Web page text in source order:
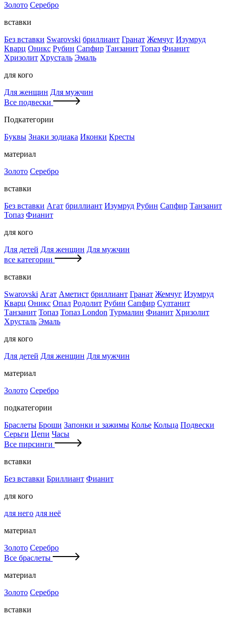
Золото Серебро
вставки
Без вставки Swarovski бриллиант Гранат Жемчуг Изумруд
Кварц Оникс Рубин Сапфир Танзанит Топаз Фианит
Хризолит Хрусталь Эмаль
для кого
Для женщин Для мужчин
Все подвески
Подкатегории
Буквы Знаки зодиака Иконки Кресты
материал
Золото Серебро
вставки
Без вставки Агат бриллиант Изумруд Рубин Сапфир Танзанит
Топаз Фианит
для кого
Для детей Для женщин Для мужчин
все категории
вставки
Swarovski Агат Аметист бриллиант Гранат Жемчуг Изумруд
Кварц Оникс Опал Родолит Рубин Сапфир Султанит
Танзанит Топаз Топаз London Турмалин Фианит Хризолит
Хрусталь Эмаль
для кого
Для детей Для женщин Для мужчин
материал
Золото Серебро
подкатегории
Браслеты Броши Запонки и зажимы Колье Кольца Подвески
Серьги Цепи Часы
Все пирсинги
вставки
Без вставки Бриллиант Фианит
для кого
для него для неё
материал
Золото Серебро
Все браслеты
материал
Золото Серебро
вставки